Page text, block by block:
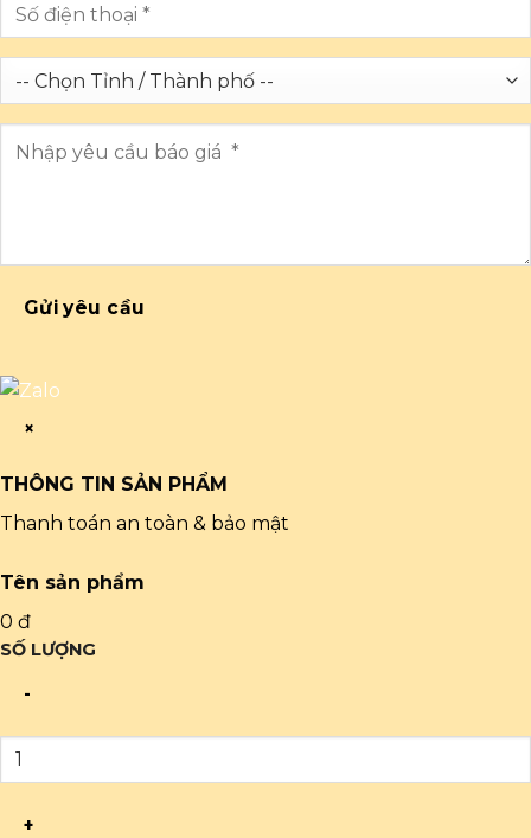
Gửi yêu cầu
×
THÔNG TIN SẢN PHẨM
Thanh toán an toàn & bảo mật
Tên sản phẩm
0 đ
SỐ LƯỢNG
-
+